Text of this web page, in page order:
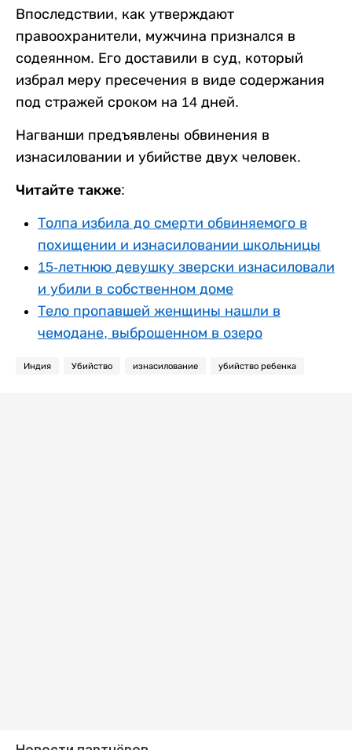
Впоследствии, как утверждают
правоохранители, мужчина признался в
содеянном. Его доставили в суд, который
избрал меру пресечения в виде содержания
под стражей сроком на 14 дней.
Нагванши предъявлены обвинения в
изнасиловании и убийстве двух человек.
Читайте также:
Толпа избила до смерти обвиняемого в
похищении и изнасиловании школьницы
15-летнюю девушку зверски изнасиловали
и убили в собственном доме
Тело пропавшей женщины нашли в
чемодане, выброшенном в озеро
Индия Убийство изнасилование убийство ребенка